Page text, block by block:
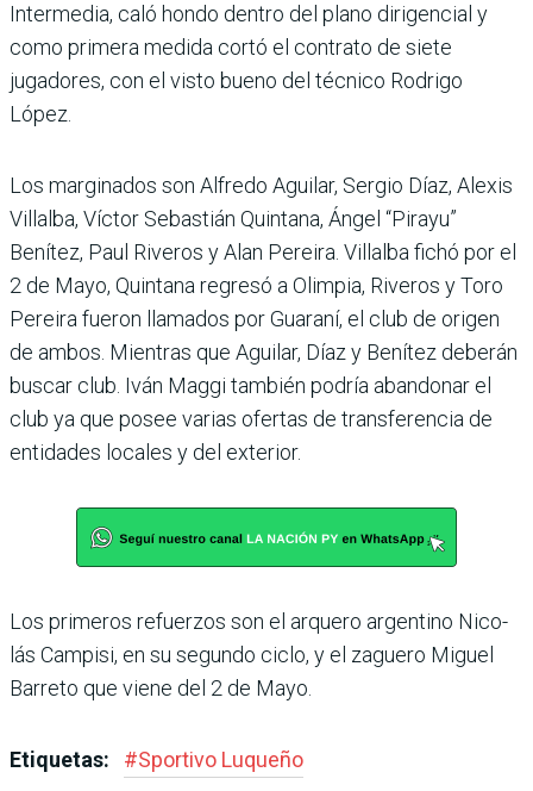
Intermedia, caló hondo den­tro del plano dirigencial y
como primera medida cortó el contrato de siete
jugado­res, con el visto bueno del técnico Rodrigo
López.
Los marginados son Alfredo Aguilar, Sergio Díaz, Alexis
Villalba, Víctor Sebastián Quintana, Ángel “Pirayu”
Benítez, Paul Riveros y Alan Pereira. Villalba fichó por el
2 de Mayo, Quintana regresó a Olimpia, Riveros y Toro
Pereira fueron llama­dos por Guaraní, el club de origen
de ambos. Mientras que Aguilar, Díaz y Benítez deberán
buscar club. Iván Maggi también podría aban­donar el
club ya que posee varias ofertas de transfe­rencia de
entidades locales y del exterior.
Los primeros refuerzos son el arquero argentino Nico­
lás Campisi, en su segundo ciclo, y el zaguero Miguel
Barreto que viene del 2 de Mayo.
Etiquetas: #Sportivo Luqueño